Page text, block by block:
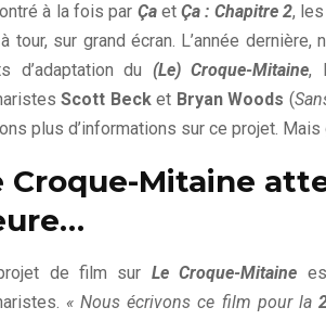
à la fois par Ça etÇa : Chapitre 2,
tour, sur grand écran. L’année dernière,
d’adaptation du (Le) Croque-Mitaine,
Scott Becket Bryan Woods (
plus d’informations sur ce projet. Mais
Croque-Mitaine
de film sur Le Croque-Mitaine
« Nous écrivons ce film pour la